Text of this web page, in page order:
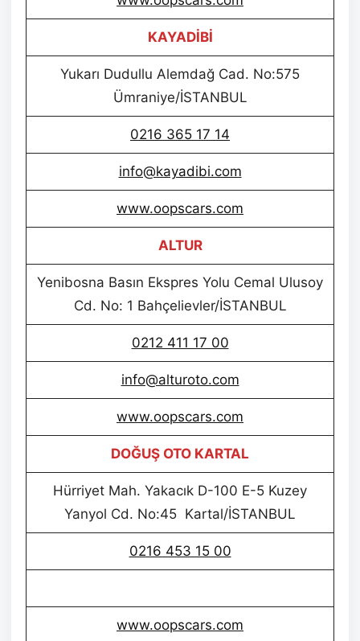
KAYADİBİ
Yukarı Dudullu Alemdağ Cad. No:575
Ümraniye/İSTANBUL
0216 365 17 14
info@kayadibi.com
www.oopscars.com
ALTUR
Yenibosna Basın Ekspres Yolu Cemal Ulusoy
Cd. No: 1 Bahçelievler/İSTANBUL
0212 411 17 00
info@alturoto.com
www.oopscars.com
DOĞUŞ OTO KARTAL
Hürriyet Mah. Yakacık D-100 E-5 Kuzey
Yanyol Cd. No:45 Kartal/İSTANBUL
0216 453 15 00
www.oopscars.com